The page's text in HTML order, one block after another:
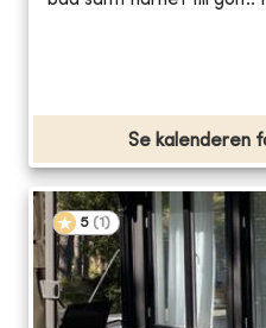
Se kalenderen
5 (1 )